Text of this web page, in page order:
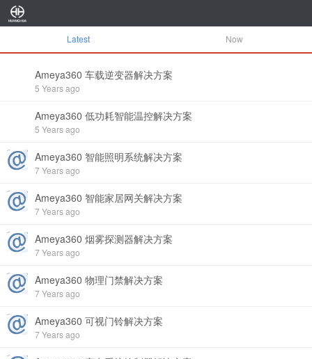
Latest Now
Ameya360 车载逆变器解决方案
5 Years ago
Ameya360 低功耗智能温控解决方案
5 Years ago
Ameya360 智能照明系统解决方案
7 Years ago
Ameya360 智能家居网关解决方案
7 Years ago
Ameya360 烟雾探测器解决方案
7 Years ago
Ameya360 物理门禁解决方案
7 Years ago
Ameya360 可视门铃解决方案
7 Years ago